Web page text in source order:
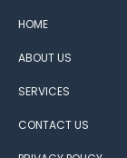
HOME
ABOUT US
SERVICES
CONTACT US